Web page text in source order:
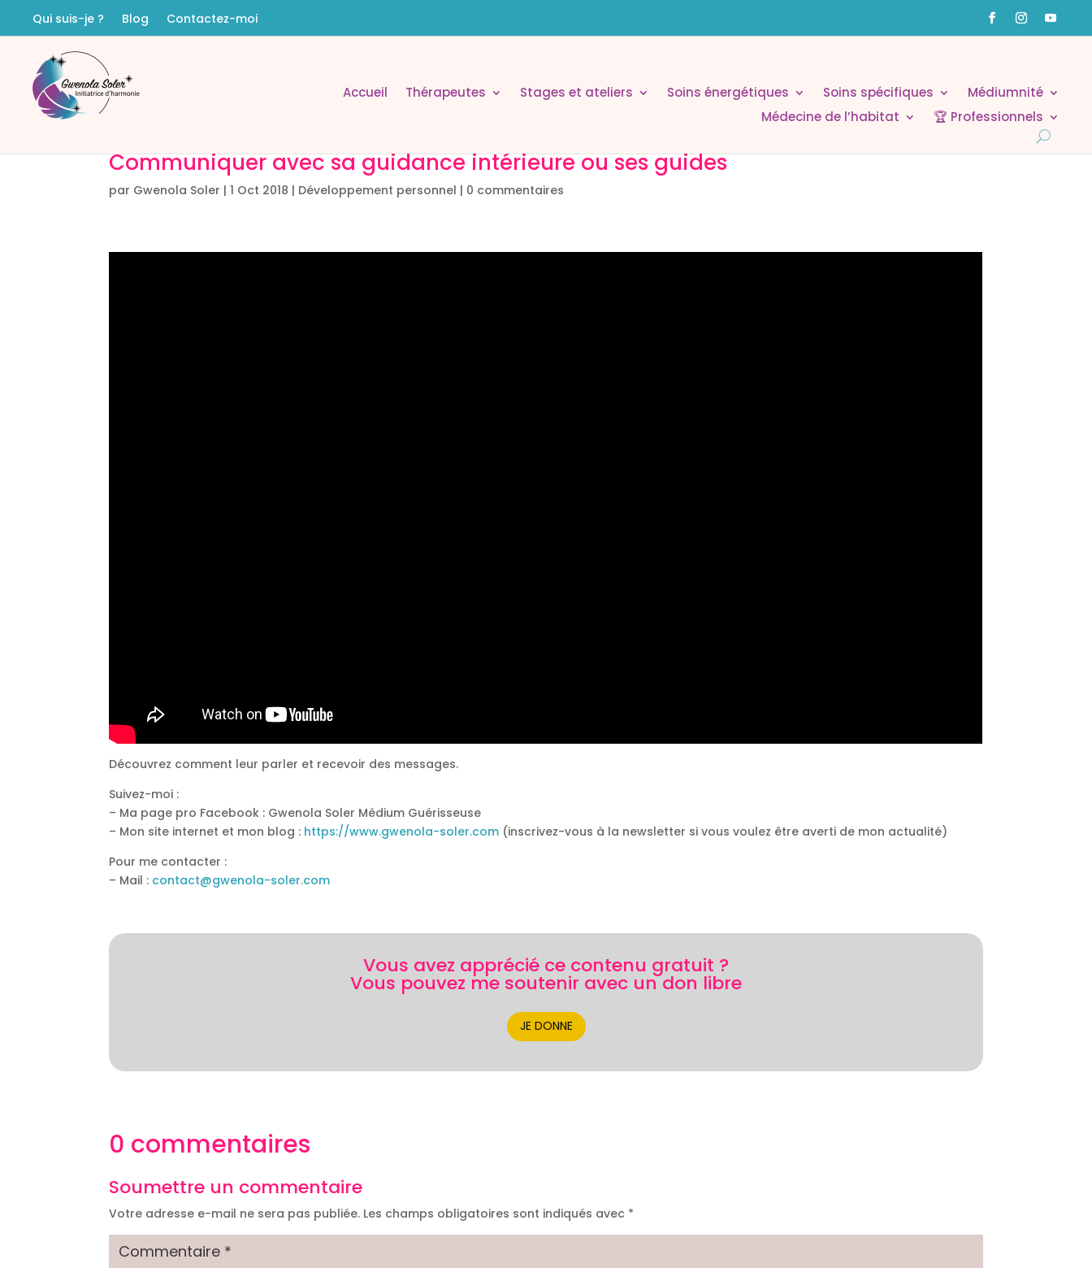
Qui suis-je ? Blog Contactez-moi
Accueil Thérapeutes Stages et ateliers Soins énergétiques Soins spécifiques
Médiumnité
Médecine de l’habitat
🏆 Professionnels
Communiquer avec sa guidance intérieure ou ses guides
par Gwenola Soler |1 Oct 2018 | Développement personnel | 0 commentaires
Découvrez comment leur parler et recevoir des messages.
Suivez-moi :
– Ma page pro Facebook : Gwenola Soler Médium Guérisseuse
– Mon site internet et mon blog : https://www.gwenola-soler.com (inscrivez-vous à la newsletter si vous voulez être averti de mon actualité)
Pour me contacter :
– Mail : contact@gwenola-soler.com
Vous avez apprécié ce contenu gratuit ?
Vous pouvez me soutenir avec un don libre
JE DONNE
0 commentaires
Soumettre un commentaire
Votre adresse e-mail ne sera pas publiée. Les champs obligatoires sont indiqués avec *